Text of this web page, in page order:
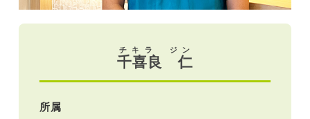
千喜良 仁
チキラ ジン
所属